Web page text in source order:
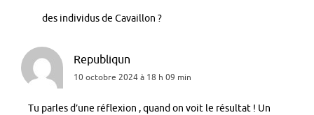
des individus de Cavaillon ?
Republiqun
10 octobre 2024 à 18 h 09 min
Tu parles d’une réflexion , quand on voit le résultat ! Un